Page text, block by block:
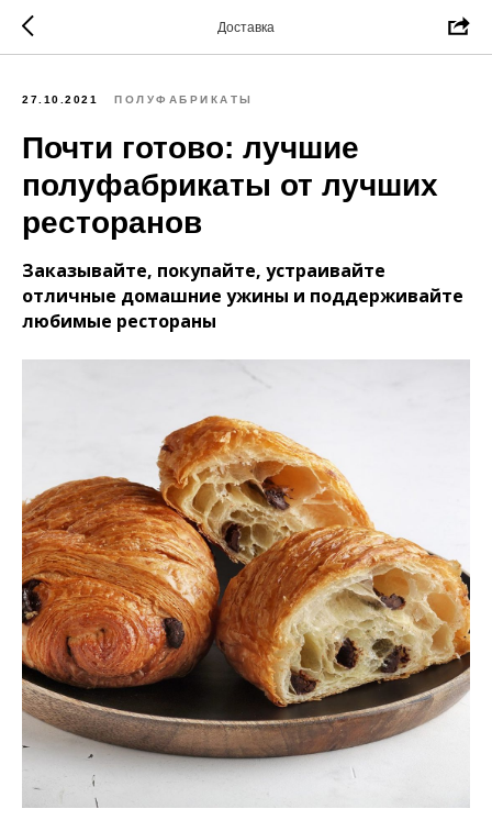
Доставка
27.10.2021 ПОЛУФАБРИКАТЫ
Почти готово: лучшие
полуфабрикаты от лучших
ресторанов
Заказывайте, покупайте, устраивайте
отличные домашние ужины и поддерживайте
любимые рестораны